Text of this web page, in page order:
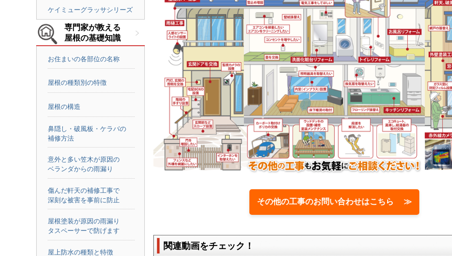
ケイミューグラッサシリーズ
専門家が教える
屋根の基礎知識
お住まいの各部位の名称
屋根の種類別の特徴
屋根の構造
鼻隠し・破風板・ケラバの
補修方法
意外と多い笠木が原因の
ベランダからの雨漏り
傷んだ軒天の補修工事で
深刻な被害を事前に防止
屋根塗装が原因の雨漏り
タスペーサーで防げます
屋上防水の種類と特徴
その他の工事のお問い合わせはこちら ≫
関連動画をチェック！